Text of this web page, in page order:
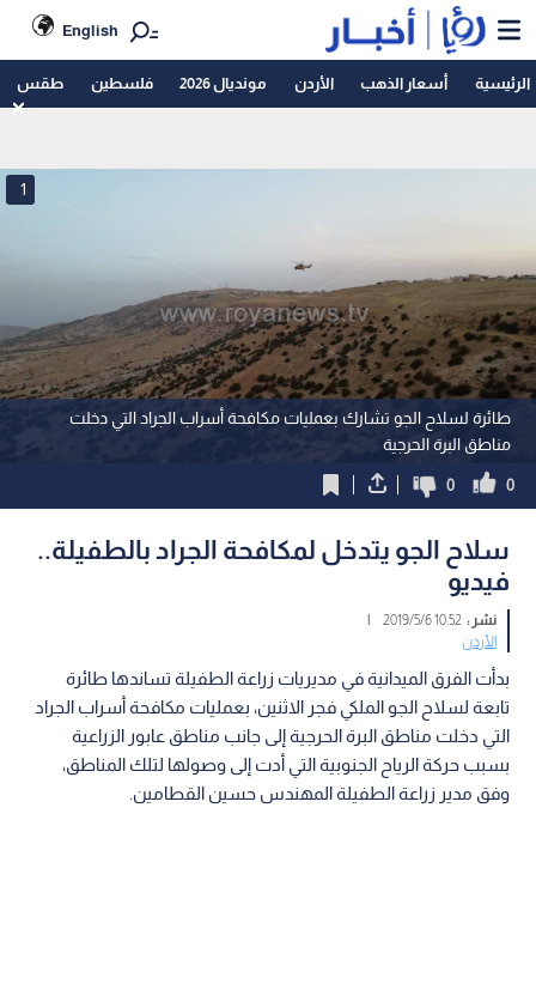
English
الرئيسية أسعار الذهب الأردن مونديال 2026 فلسطين طقس
طائرة لسلاح الجو تشارك بعمليات مكافحة أسراب الجراد التي دخلت
مناطق البرة الحرجية
1
0
0
سلاح الجو يتدخل لمكافحة الجراد بالطفيلة..
فيديو
نشر :10:52 2019/5/6
|
الأردن
بدأت الفرق الميدانية في مديريات زراعة الطفيلة تساندها طائرة
تابعة لسلاح الجو الملكي فجر الاثنين، بعمليات مكافحة أسراب الجراد
التي دخلت مناطق البرة الحرجية إلى جانب مناطق عابور الزراعية
بسبب حركة الرياح الجنوبية التي أدت إلى وصولها لتلك المناطق،
وفق مدير زراعة الطفيلة المهندس حسين القطامين.